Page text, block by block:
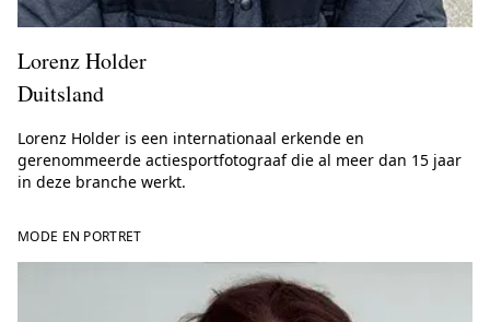
Lorenz Holder
Duitsland
Lorenz Holder is een internationaal erkende en
gerenommeerde actiesportfotograaf die al meer dan 15 jaar
in deze branche werkt.
MODE EN PORTRET